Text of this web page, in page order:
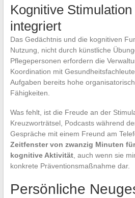
Kognitive
integriert
Das Gedächtnis und die kognitiven
Nutzung, nicht durch künstliche
Pflegepersonen erfordern die
Koordination mit
Aufgaben bereits hohe
Fähigkeiten.
Was fehlt, ist die Freude an der
Kreuzworträtsel, Podcasts während
Gespräche mit einem Freund am
Zeitfenster von zwanzig Minuten
kognitive Aktivität, auch wenn sie
konkrete Präventionsmaßnahme dar.
Persönliche